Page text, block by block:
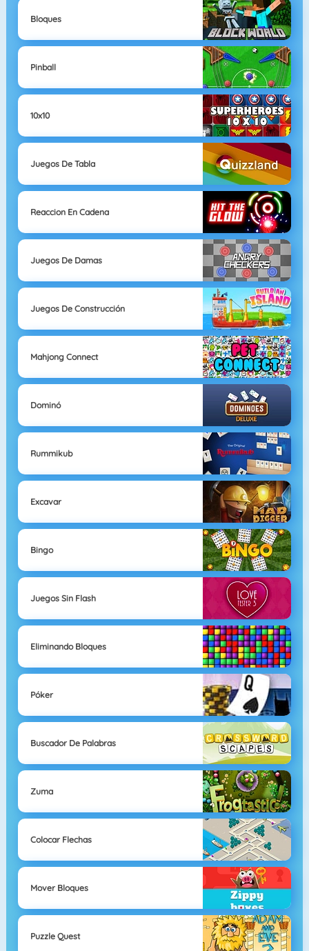
Bloques
Pinball
10x10
Juegos De Tabla
Reaccion En Cadena
Juegos De Damas
Juegos De Construcción
Mahjong Connect
Dominó
Rummikub
Excavar
Bingo
Juegos Sin Flash
Eliminando Bloques
Póker
Buscador De Palabras
Zuma
Colocar Flechas
Mover Bloques
Puzzle Quest